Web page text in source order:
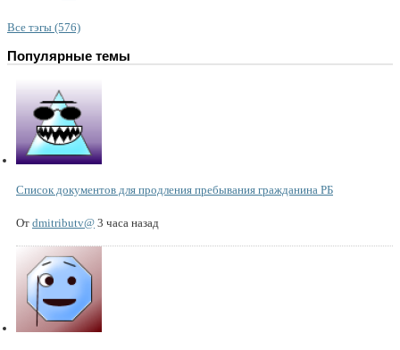
Все тэгы (576)
Популярные темы
Список документов для продления пребывания гражданина РБ
От dmitributv@ 3 часа назад